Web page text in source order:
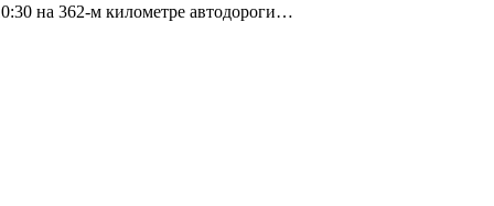
на 362-м километре автодороги…